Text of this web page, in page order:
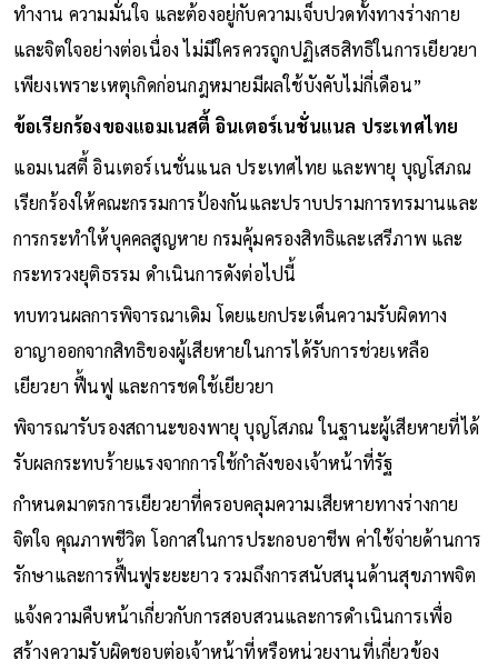
ทำงาน ความมั่นใจ และต้องอยู่กับความเจ็บปวดทั้งทางร่างกาย
และจิตใจอย่างต่อเนื่อง ไม่มีใครควรถูกปฏิเสธสิทธิในการเยียวยา
เพียงเพราะเหตุเกิดก่อนกฎหมายมีผลใช้บังคับไม่กี่เดือน”
ข้อเรียกร้องของแอมเนสตี้ อินเตอร์เนชั่นแนล ประเทศไทย
แอมเนสตี้ อินเตอร์เนชั่นแนล ประเทศไทย และพายุ บุญโสภณ
เรียกร้องให้คณะกรรมการป้องกันและปราบปรามการทรมานและ
การกระทำให้บุคคลสูญหาย กรมคุ้มครองสิทธิและเสรีภาพ และ
กระทรวงยุติธรรม ดำเนินการดังต่อไปนี้
ทบทวนผลการพิจารณาเดิม โดยแยกประเด็นความรับผิดทาง
อาญาออกจากสิทธิของผู้เสียหายในการได้รับการช่วยเหลือ
เยียวยา ฟื้นฟู และการชดใช้เยียวยา
พิจารณารับรองสถานะของพายุ บุญโสภณ ในฐานะผู้เสียหายที่ได้
รับผลกระทบร้ายแรงจากการใช้กำลังของเจ้าหน้าที่รัฐ
กำหนดมาตรการเยียวยาที่ครอบคลุมความเสียหายทางร่างกาย
จิตใจ คุณภาพชีวิต โอกาสในการประกอบอาชีพ ค่าใช้จ่ายด้านการ
รักษาและการฟื้นฟูระยะยาว รวมถึงการสนับสนุนด้านสุขภาพจิต
แจ้งความคืบหน้าเกี่ยวกับการสอบสวนและการดำเนินการเพื่อ
สร้างความรับผิดชอบต่อเจ้าหน้าที่หรือหน่วยงานที่เกี่ยวข้อง